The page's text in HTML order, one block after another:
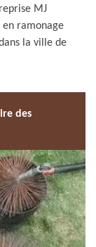
MJ
en ramonage
la ville de
des